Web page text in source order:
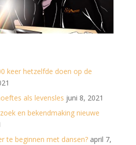
keer hetzelfde doen op de
als levensles juni 8, 2021
en bekendmaking nieuwe
te beginnen met dansen? april 7,